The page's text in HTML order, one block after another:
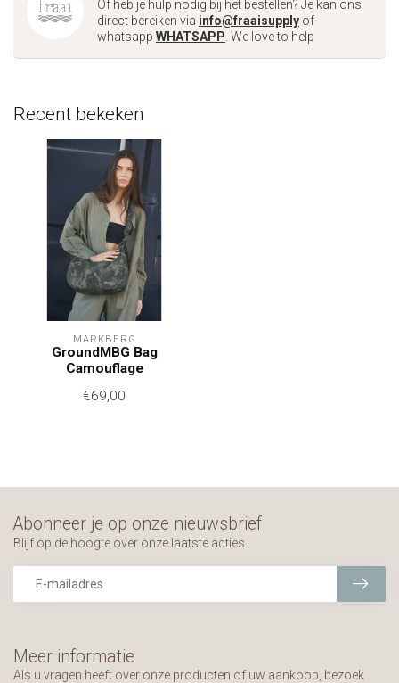
Of heb je hulp nodig bij het bestellen? Je kan ons
direct bereiken via info@fraaisupply of
whatsapp WHATSAPP . We love to help
Recent bekeken
MARKBERG
GroundMBG Bag
Camouflage
€69,00
Meer informatie
Als u vragen heeft over onze producten of uw aankoop, bezoek
Abonneer je op onze nieuwsbrief
Blijf op de hoogte over onze laatste acties